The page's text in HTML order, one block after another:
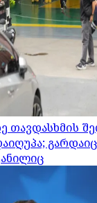
თავდასხმის